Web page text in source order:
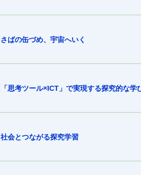
さばの缶づめ、宇宙へいく
「思考ツール×ICT」で実現する探究的な学
社会とつながる探究学習